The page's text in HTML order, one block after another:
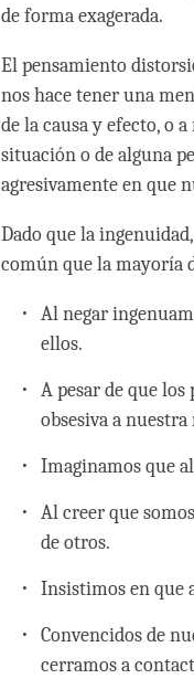
de forma exagerada.
El pensamiento
nos hace tener una
de la causa y efecto, o
situación o de alguna
agresivamente en que
Dado que la
común que la mayoría
Al negar
ellos.
A pesar de que
obsesiva a
Imaginamos que
Al creer que
de otros.
Insistimos en que
Convencidos de
cerramos a